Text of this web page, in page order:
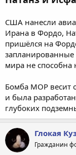
США нанесли
Ирана в Фордо,
пришёлся на
мира не способна
Бомба MOP весит
и была
глубоких
Глокая
Гражданин